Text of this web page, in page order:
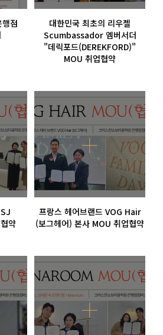
점
대한민국 최초의 리우젤
Scumbassador 엠버서더
"데릭포드(DEREKFORD)"
MOU 취업협약
약
프랑스 헤어브랜드 VOG Hair
(보그헤어) 본사 MOU 취업협약